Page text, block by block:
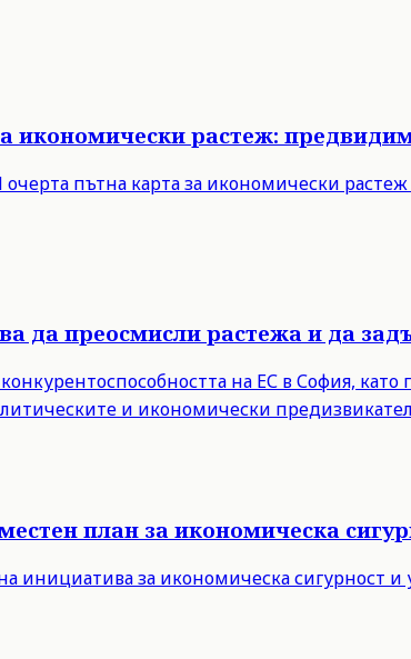
икономически растеж:
пътна карта за икономически
да преосмисли растежа и да
на ЕС в София,
и икономически
план за икономическа
инициатива за икономическа сигурност